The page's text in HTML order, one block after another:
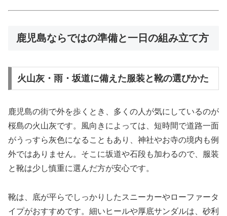
鹿児島ならではの準備と一日の組み立て方
火山灰・雨・坂道に備えた服装と靴の選びかた
鹿児島の街で外を歩くとき、多くの人が気にしているのが
桜島の火山灰です。風向きによっては、短時間で道路一面
がうっすら灰色になることもあり、神社やお寺の境内も例
外ではありません。そこに坂道や石段も加わるので、服装
と靴は少し慎重に選んだ方が安心です。
靴は、底が平らでしっかりしたスニーカーやローファータ
イプがおすすめです。細いヒールや厚底サンダルは、砂利